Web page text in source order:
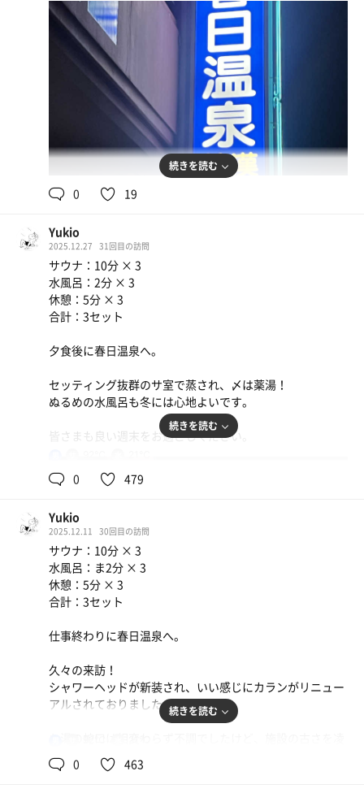
サ室：テレビはあるけど着いてない。目の前にストーブ。
遠赤外線のやつや！鹿児島はこのストーブ多いなぁ。
確かにあんな近くに熱源があるのに、苦しい熱さはないん
よね。貸切やったからストレッチポーズしながら気持ちよ
く汗かいたところで退室。
水風呂：水風呂も水温が絶妙！！冷たすぎずぬるすぎず…
セッティング良すぎ。
休憩：昔ながらの銭湯やから、もちろんととのい椅子なん
窓から入ってくる冷たい風が、サウナ後は気持ち良く
そして半身浴で休憩してたけど、湯船のカーブが私の腰に
シンデレラフィット！！
王の椅子状態で休憩できました。
人も私の他に1人？2人？くらいで、静かで自由で。。寒い
季節やし半身浴で全然ととのえる。
まマナー守らへん人多くて大変なんやろなって思うけど…
しい。
なんで今まで行ってなかった？？！（2回目）
また入りに行きます。
続きを読む
0 19
Yukio
2025.12.27 31回目の訪問
サウナ：10分 × 3
水風呂：2分 × 3
休憩：5分 × 3
合計：3セット
夕食後に春日温泉へ。
セッティング抜群のサ室で蒸され、〆は薬湯！
ぬるめの水風呂も冬には心地よいです。
皆さまも良い週末をお過ごしください。
続きを読む
0 479
Yukio
2025.12.11 30回目の訪問
サウナ：10分 × 3
水風呂：ま2分 × 3
休憩：5分 × 3
合計：3セット
仕事終わりに春日温泉へ。
久々の来訪！
シャワーヘッドが新装され、いい感じにカランがリニュー
アルされておりました。
駕するサ室がある限り、通い続ける価値がある施設です。
続きを読む
0 463